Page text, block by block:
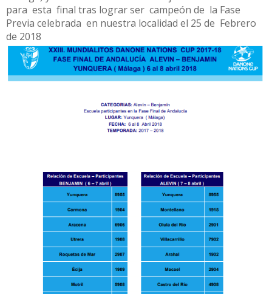
para esta final tras lograr ser campeón de la Fase
Previa celebrada en nuestra localidad el 25 de Febrero
de 2018